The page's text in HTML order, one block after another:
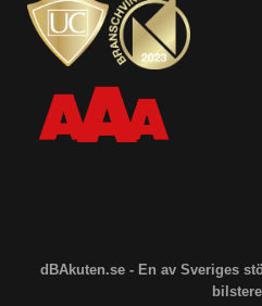
dBAkuten.se - En av Sveriges